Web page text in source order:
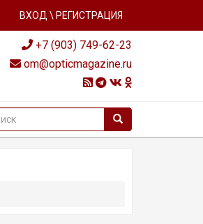
ВХОД \ РЕГИСТРАЦИЯ
+7 (903) 749-62-23
om@opticmagazine.ru